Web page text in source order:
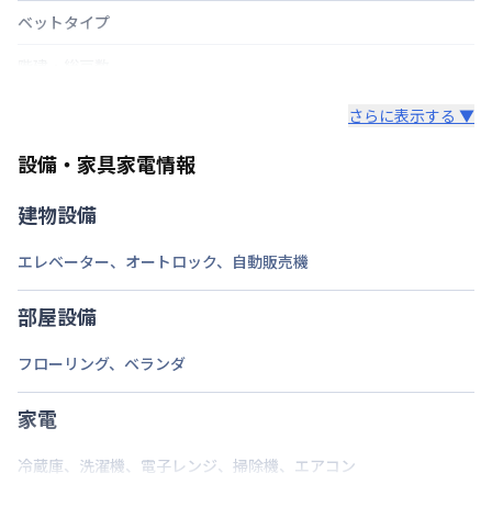
ベットタイプ
部屋の向き
交通
西鉄天神大牟田線西鉄福岡（天神）駅
駐車場
なし
次回更新日
情報更新日 2026年7月26日
さらに表示する ▼
設備・家具家電情報
建物設備
エレベーター、 オートロック、 自動販売機
部屋設備
フローリング、 ベランダ
家電
冷蔵庫、 洗濯機、 電子レンジ、 掃除機、 エアコン